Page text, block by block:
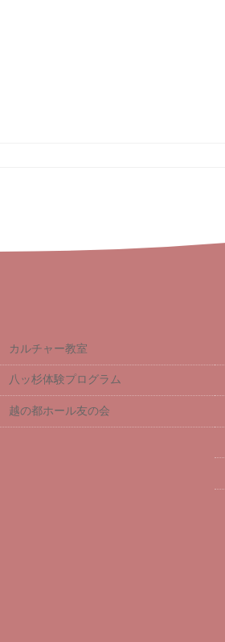
カルチャー教室
八ッ杉体験プログラム
越の都ホール友の会